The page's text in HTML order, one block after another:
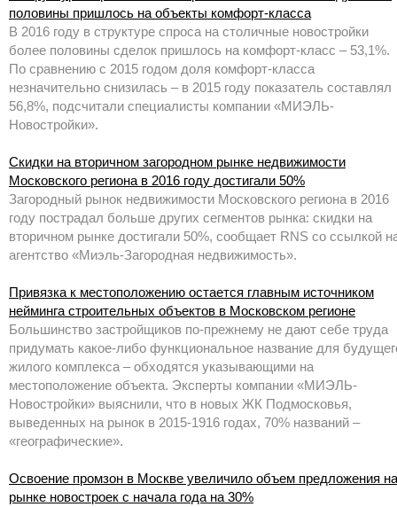
половины пришлось на объекты комфорт-класса
В 2016 году в структуре спроса на столичные новостройки
более половины сделок пришлось на комфорт-класс – 53,1%.
По сравнению с 2015 годом доля комфорт-класса
незначительно снизилась – в 2015 году показатель составлял
56,8%, подсчитали специалисты компании «МИЭЛЬ-
Новостройки».
Скидки на вторичном загородном рынке недвижимости
Московского региона в 2016 году достигали 50%
Загородный рынок недвижимости Московского региона в 2016
году пострадал больше других сегментов рынка: скидки на
вторичном рынке достигали 50%, сообщает RNS со ссылкой
агентство «Миэль-Загородная недвижимость».
Привязка к местоположению остается главным источником
нейминга строительных объектов в Московском регионе
Большинство застройщиков по-прежнему не дают себе труда
придумать какое-либо функциональное название для
жилого комплекса – обходятся указывающими на
местоположение объекта. Эксперты компании «МИЭЛЬ-
Новостройки» выяснили, что в новых ЖК Подмосковья,
выведенных на рынок в 2015-1916 годах, 70% названий –
«географические».
Освоение промзон в Москве увеличило объем предложения на
рынке новостроек с начала года на 30%